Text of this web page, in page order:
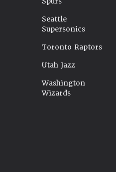
Seattle
Supersonics
Toronto Raptors
Utah Jazz
Washington
Wizards